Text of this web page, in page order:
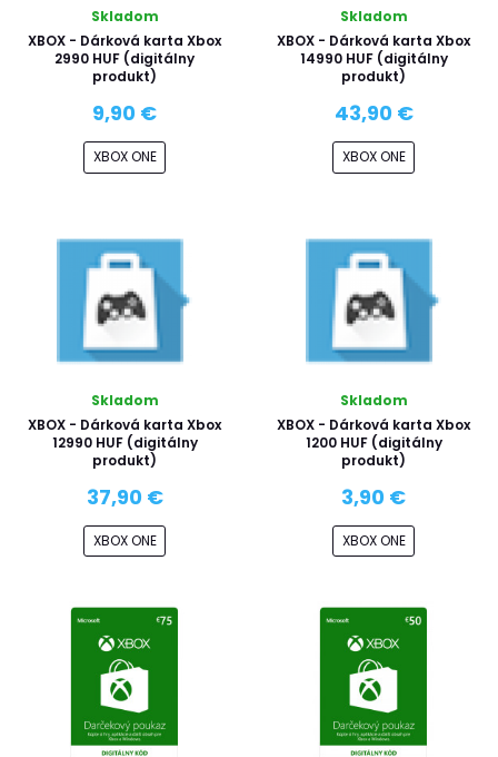
Skladom
XBOX - Dárková karta Xbox
2990 HUF (digitálny
produkt)
9,90 €
XBOX ONE
Skladom
XBOX - Dárková karta Xbox
14990 HUF (digitálny
produkt)
43,90 €
XBOX ONE
Skladom
XBOX - Dárková karta Xbox
12990 HUF (digitálny
produkt)
37,90 €
XBOX ONE
Skladom
XBOX - Dárková karta Xbox
1200 HUF (digitálny
produkt)
3,90 €
XBOX ONE